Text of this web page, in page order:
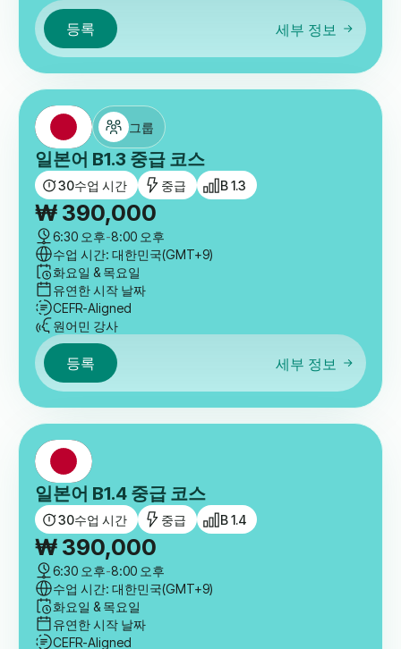
등록 세부 정보
그룹
일본어 B1.3 중급 코스
30수업 시간 중급 B 1.3
₩ 390,000
6:30 오후-8:00 오후
수업 시간: 대한민국(GMT+9)
화요일 & 목요일
유연한 시작 날짜
CEFR-Aligned
원어민 강사
등록 세부 정보
일본어 B1.4 중급 코스
30수업 시간 중급 B 1.4
₩ 390,000
6:30 오후-8:00 오후
수업 시간: 대한민국(GMT+9)
화요일 & 목요일
유연한 시작 날짜
CEFR-Aligned